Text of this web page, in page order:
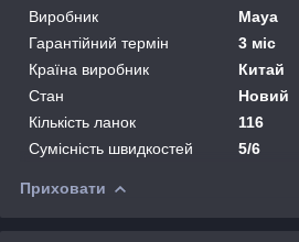
Виробник
Maya
Гарантійний термін
3 міс
Країна виробник
Китай
Стан
Новий
Кількість ланок
116
Сумісність швидкостей
5/6
Приховати